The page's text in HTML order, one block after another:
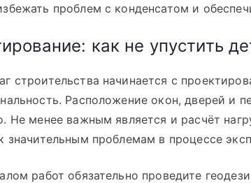
проблем с конденсатом и
как не упустить
строительства начинается с
Расположение окон, дверей и
Не менее важным является и расчёт
значительным проблемам в процессе
работ обязательно проведите